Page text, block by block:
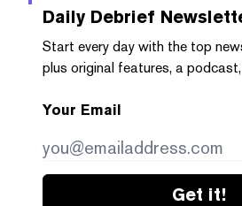
Daily Debrief
Start every day with the top
plus original features, a
Your Email
Get it!